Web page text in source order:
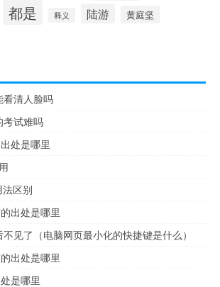
都是 释义 陆游 黄庭坚
看清人脸吗
考试难吗
处是哪里
区别
出处是哪里
见了（电脑网页最小化的快捷键是什么）
出处是哪里
是哪里